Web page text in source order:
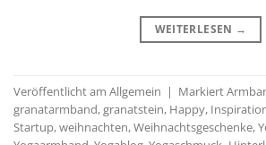
WEITERLESEN →
Veröffentlicht am Allgemein | Markiert
granatarmband,granatstein, Happy,
Startup,weihnachten,Weihnachtsgeschenke,